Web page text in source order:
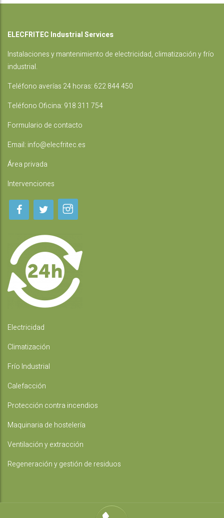
ELECFRITEC Industrial Services
Instalacionesy mantenimiento de electricidad, climatización y frío
industrial.
Teléfono averías 24 horas: 622 844 450
Teléfono Oficina: 918 311 754
Formulario de contacto
Email: info@elecfritec.es
Área privada
Intervenciones
Electricidad
Climatización
Frío Industrial
Calefacción
Protección contra incendios
Maquinaria de hostelería
Ventilación y extracción
Regeneración y gestión de residuos